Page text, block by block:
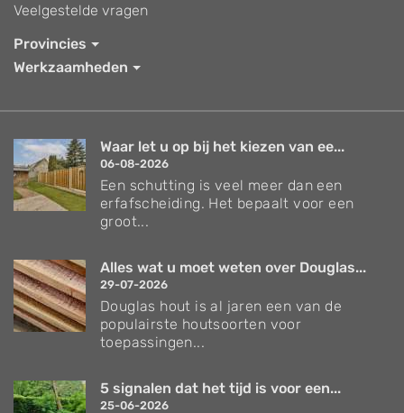
Veelgestelde vragen
Provincies
Werkzaamheden
Waar let u op bij het kiezen van ee...
06-08-2026
Een schutting is veel meer dan een
erfafscheiding. Het bepaalt voor een
groot...
Alles wat u moet weten over Douglas...
29-07-2026
Douglas hout is al jaren een van de
populairste houtsoorten voor
toepassingen...
5 signalen dat het tijd is voor een...
25-06-2026